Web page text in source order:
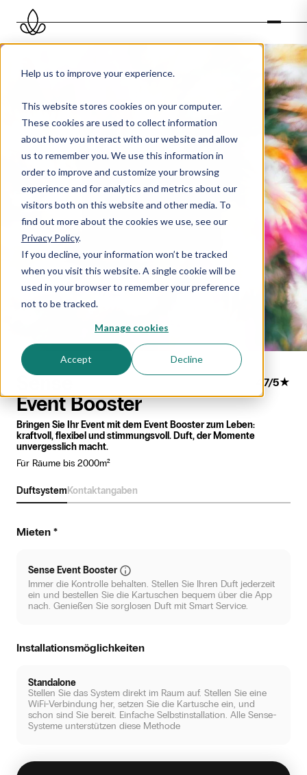
Help us to improve your experience.
This website stores cookies on your computer.
These cookies are used to collect information
about how you interact with our website and allow
us to remember you. We use this information in
order to improve and customize your browsing
experience and for analytics and metrics about our
visitors both on this website and other media. To
find out more about the cookies we use, see our
Privacy Policy.
If you decline, your information won’t be tracked
when you visit this website. A single cookie will be
used in your browser to remember your preference
not to be tracked.
Manage cookies
Accept Decline
Sense
Event Booster
4.7/5★
Bringen Sie Ihr Event mit dem Event Booster zum Leben:
kraftvoll, flexibel und stimmungsvoll. Duft, der Momente
unvergesslich macht.
Für Räume bis 2000m²
Duftsystem Kontaktangaben
Mieten *
Sense Event Booster
Immer die Kontrolle behalten. Stellen Sie Ihren Duft jederzeit
ein und bestellen Sie die Kartuschen bequem über die App
nach. Genießen Sie sorglosen Duft mit Smart Service.
Installationsmöglichkeiten
Standalone
Stellen Sie das System direkt im Raum auf. Stellen Sie eine
WiFi-Verbindung her, setzen Sie die Kartusche ein, und
schon sind Sie bereit. Einfache Selbstinstallation. Alle Sense-
Systeme unterstützen diese Methode